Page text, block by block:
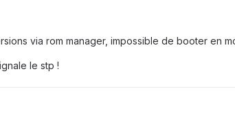
via rom manager, impossible de booter en
le stp !